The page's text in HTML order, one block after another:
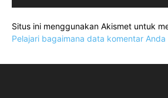
Situs ini menggunakan Akismet untuk
Pelajari bagaimana data komentar